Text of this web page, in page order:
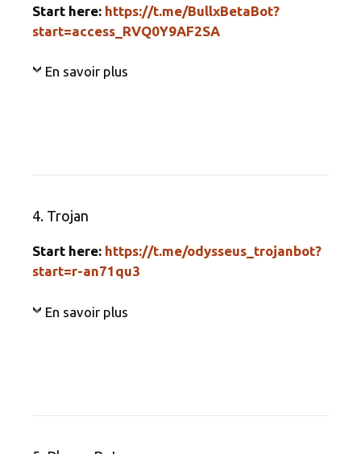
Start here: https://t.me/BullxBetaBot?
start=access_RVQ0Y9AF2SA
En savoir plus
4. Trojan
Start here: https://t.me/odysseus_trojanbot?
start=r-an71qu3
En savoir plus